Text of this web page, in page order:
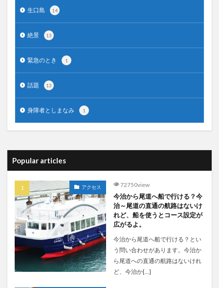
生口島 14
絶景 13
緊急のとき 1
話題 13
身障者としまなみ 1
Popular articles
アクセス 72750view
今治から尾道へ船で行ける？今
治～尾道の直通の航路はないけ
れど、船を使うとコース設定が
広がるよ。
今治から尾道へ船で行ける？とい
う問い合わせがあります。今治か
ら尾道への直通の航路はないけれ
ど、今治か[…]